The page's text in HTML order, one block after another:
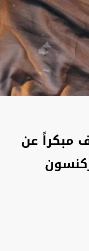
مبكراً عن